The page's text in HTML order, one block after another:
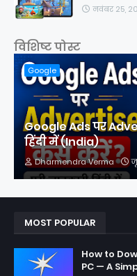
नवंबर 25,
विशिष्ट पोस्ट
Google
Google Ads पर
हिंदी में (India)
Dharmendra Verma
MOST POPULAR
How to
PC — A